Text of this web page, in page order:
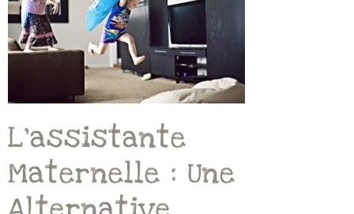
L’assistante
Maternelle : Une